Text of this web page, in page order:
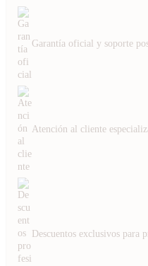
Garantía oficial y soporte
Atención al cliente
Descuentos exclusivos para